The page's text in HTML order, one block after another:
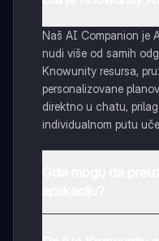
Naš AI Companion je
nudi više od samih
Knowunity resursa,
personalizovane
direktno u chatu,
individualnom putu